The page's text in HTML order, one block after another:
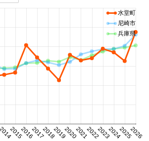
201520162017201820192020202120222023202420252026
水堂町
尼崎市
兵庫県